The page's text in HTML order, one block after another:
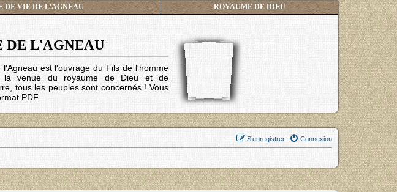
DE VIE DE L’AGNEAU ROYAUME DE DIEU
DE L'AGNEAU
est l'ouvrage du Fils de l'homme
venue du royaume de Dieu et de
tous les peuples sont concernés ! Vous
PDF.
Connexion
S’enregistrer